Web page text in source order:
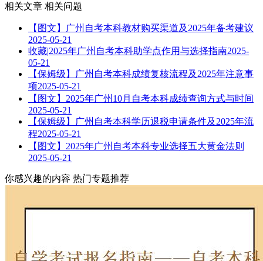
相关文章 相关问题
【图文】广州自考本科教材购买渠道及2025年备考建议
2025-05-21
收藏|2025年广州自考本科助学点作用与选择指南2025-
05-21
【保姆级】广州自考本科成绩复核流程及2025年注意事
项2025-05-21
【图文】2025年广州10月自考本科成绩查询方式与时间
2025-05-21
【保姆级】广州自考本科学历退税申请条件及2025年流
程2025-05-21
【图文】2025年广州自考本科专业选择五大黄金法则
2025-05-21
你感兴趣的内容 热门专题推荐